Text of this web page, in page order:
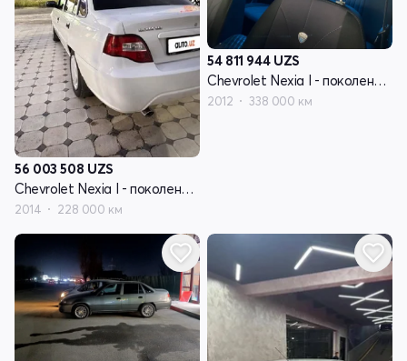
56 003 508 UZS
Chevrolet Nexia I - поколение рестайлинг
2014 228 000 км
54 811 944 UZS
Chevrolet Nexia I - поколение рестайлинг
2012 338 000 км